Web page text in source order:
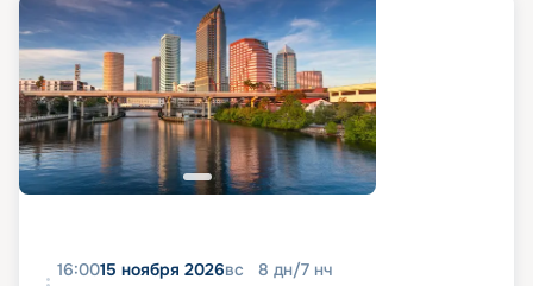
16:0015 ноября 2026вс 8 дн/7 нч